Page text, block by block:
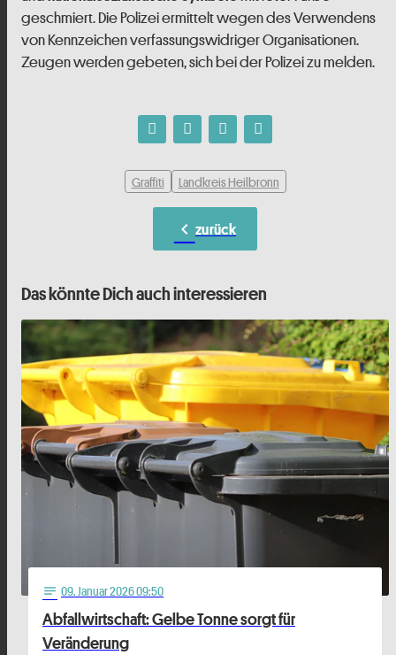
geschmiert. Die Polizei ermittelt wegen des Verwendens
von Kennzeichen verfassungswidriger Organisationen.
Zeugen werden gebeten, sich bei der Polizei zu melden.
Graffiti Landkreis Heilbronn
chevron_left zurück
Das könnte Dich auch interessieren
notes 09. Januar 2026 09:50
Abfallwirtschaft: Gelbe Tonne sorgt für
Veränderung